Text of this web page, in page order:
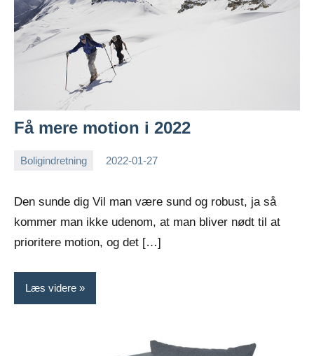
Få mere motion i 2022
Boligindretning 2022-01-27
Esben
Den sunde dig Vil man være sund og robust, ja så
kommer man ikke udenom, at man bliver nødt til at
prioritere motion, og det […]
Læs videre